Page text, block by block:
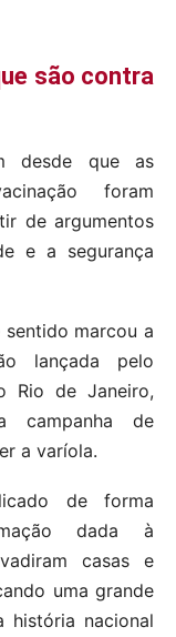
são contra
desde que as
foram
de argumentos
e a segurança
marcou a
lançada pelo
Rio de Janeiro,
campanha de
a varíola.
de forma
dada à
casas e
uma grande
história nacional